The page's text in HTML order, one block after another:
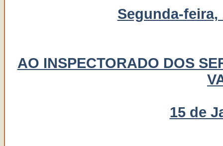
Segunda-feira,
AO INSPECTORADO DOS
15 de